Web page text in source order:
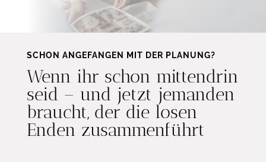
SCHON ANGEFANGEN MIT DER PLANUNG?
Wenn ihr schon mittendrin
seid – und jetzt jemanden
braucht, der die losen
Enden zusammenführt